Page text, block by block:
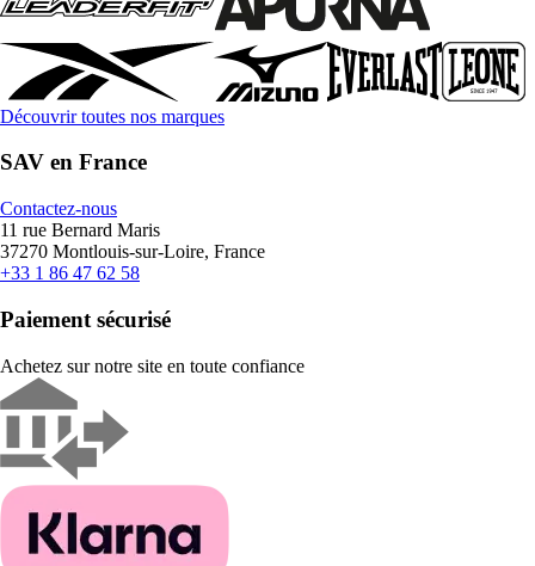
Découvrir toutes nos marques
SAV en France
Contactez-nous
11 rue Bernard Maris
37270 Montlouis-sur-Loire, France
+33 1 86 47 62 58
Paiement sécurisé
Achetez sur notre site en toute confiance